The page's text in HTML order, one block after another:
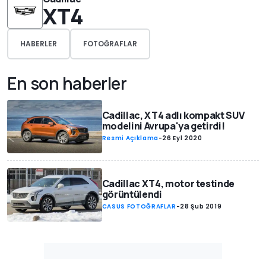
XT4
HABERLER FOTOĞRAFLAR
En son haberler
Cadillac, XT4 adlı kompakt SUV
modelini Avrupa'ya getirdi!
Resmi Açıklama-26 Eyl 2020
Cadillac XT4, motor testinde
görüntülendi
CASUS FOTOĞRAFLAR -28 Şub 2019